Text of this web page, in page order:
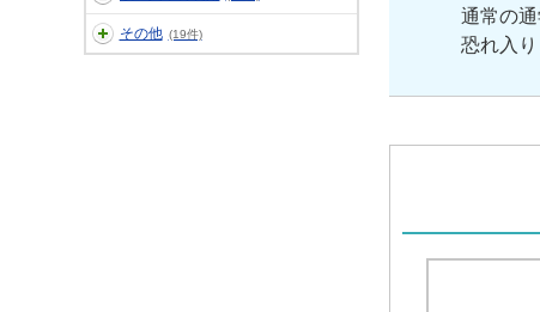
その他 (19件)
通常の
恐れ入